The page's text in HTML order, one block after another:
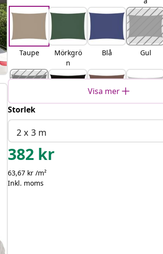
Taupe
Mörkgrö
n
Blå Gul
Orange
orange
och brun
Visa mer
Storlek
2 x 3 m
382 kr
63,67 kr /m²
Inkl. moms